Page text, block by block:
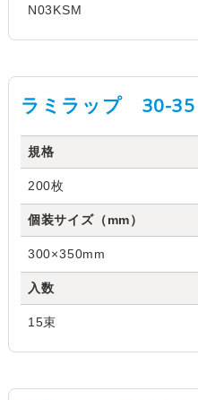
N03KSM
ラミラップ 30-35
規格
200枚
個装サイズ（mm）
300×350mm
入数
15束